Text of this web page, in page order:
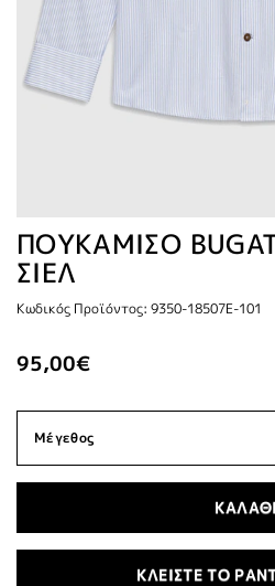
ΠΟΥΚΑΜΙΣΟ
ΣΙΕΛ
Κωδικός Προϊόντος: 9350-18507E-101
95,00€
ΚΑΛΑΘΙ
ΚΛΕΙΣΤΕ ΤΟ